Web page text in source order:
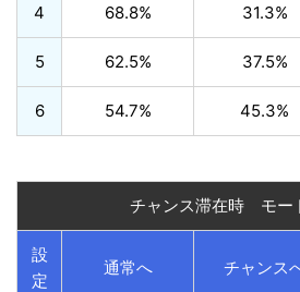
4 68.8% 31.3%
5 62.5% 37.5%
6 54.7% 45.3%
チャンス滞在時 モー
設
定
通常へ チャンス